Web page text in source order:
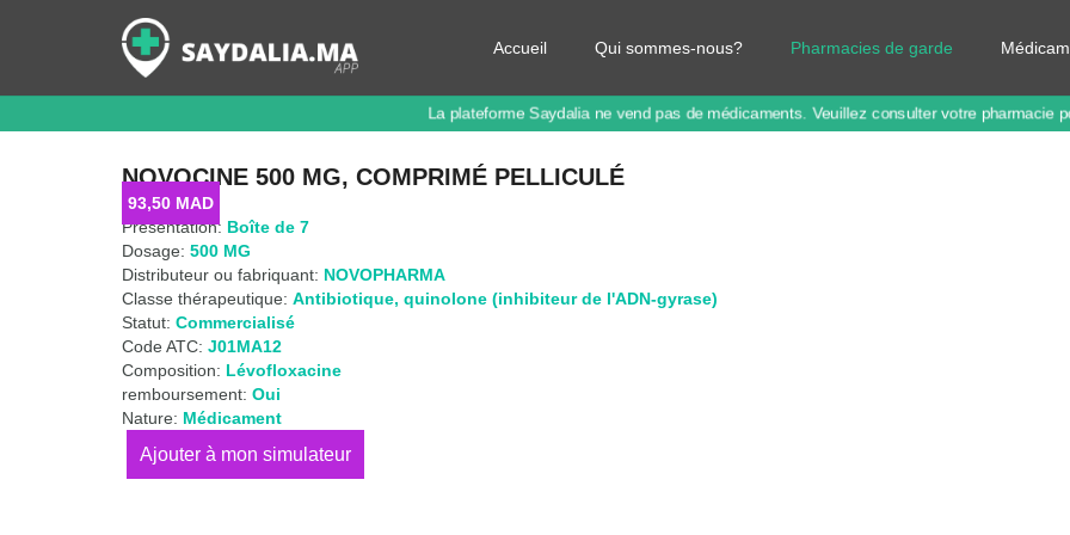
Accueil Qui sommes-nous? Pharmacies de garde
La plateforme Saydalia ne vend pas de médicaments.Veuillez consulter votre pharmacie
NOVOCINE 500 MG, COMPRIMÉ PELLICULÉ
93,50 MAD
Présentation: Boîte de 7
Dosage: 500 MG
Distributeur ou fabriquant: NOVOPHARMA
Classe thérapeutique: Antibiotique, quinolone (inhibiteur de l'ADN-gyrase)
Statut: Commercialisé
Code ATC: J01MA12
Composition: Lévofloxacine
remboursement: Oui
Nature: Médicament
quantité